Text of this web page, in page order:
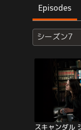
Episodes
シーズン7